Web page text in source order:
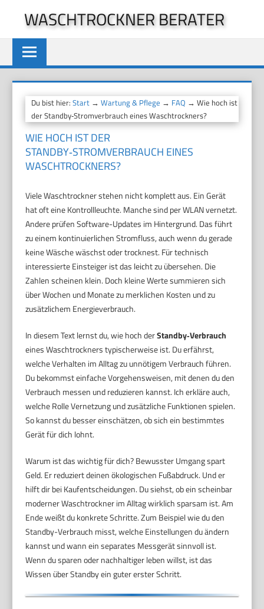
springen
WASCHTROCKNER BERATER
Du bist hier:Start →Wartung & Pflege → FAQ → Wie hoch ist
der Standby‑Stromverbrauch eines Waschtrockners?
WIE HOCH IST DER
STANDBY‑STROMVERBRAUCH EINES
WASCHTROCKNERS?
Viele Waschtrockner stehen nicht komplett aus. Ein Gerät
hat oft eine Kontrollleuchte. Manche sind per WLAN vernetzt.
Andere prüfen Software-Updates im Hintergrund. Das führt
zu einem kontinuierlichen Stromfluss, auch wenn du gerade
keine Wäsche wäschst oder trocknest. Für technisch
interessierte Einsteiger ist das leicht zu übersehen. Die
Zahlen scheinen klein. Doch kleine Werte summieren sich
über Wochen und Monate zu merklichen Kosten und zu
zusätzlichem Energieverbrauch.
In diesem Text lernst du, wie hoch derStandby‑Verbrauch
eines Waschtrockners typischerweise ist. Du erfährst,
welche Verhalten im Alltag zu unnötigem Verbrauch führen.
Du bekommst einfache Vorgehensweisen, mit denen du den
Verbrauch messen und reduzieren kannst. Ich erkläre auch,
welche Rolle Vernetzung und zusätzliche Funktionen spielen.
So kannst du besser einschätzen, ob sich ein bestimmtes
Gerät für dich lohnt.
Warum ist das wichtig für dich? Bewusster Umgang spart
Geld. Er reduziert deinen ökologischen Fußabdruck. Und er
hilft dir bei Kaufentscheidungen. Du siehst, ob ein scheinbar
moderner Waschtrockner im Alltag wirklich sparsam ist. Am
Ende weißt du konkrete Schritte. Zum Beispiel wie du den
Standby-Verbrauch misst, welche Einstellungen du ändern
kannst und wann ein separates Messgerät sinnvoll ist.
Wenn du sparen oder nachhaltiger leben willst, ist das
Wissen über Standby ein guter erster Schritt.